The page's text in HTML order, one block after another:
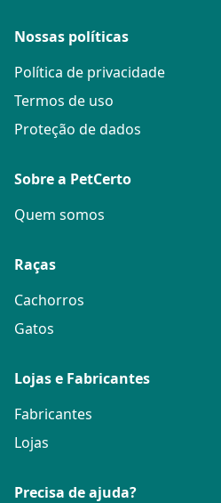
Nossas políticas
Política de privacidade
Termos de uso
Proteção de dados
Sobre a PetCerto
Quem somos
Raças
Cachorros
Gatos
Lojas e Fabricantes
Fabricantes
Lojas
Precisa de ajuda?